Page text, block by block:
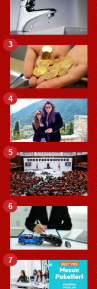
3
4
5
6
7